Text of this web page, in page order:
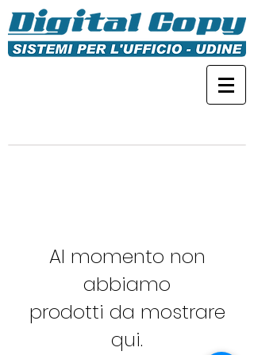
Al momento non
abbiamo
prodotti da mostrare
qui.